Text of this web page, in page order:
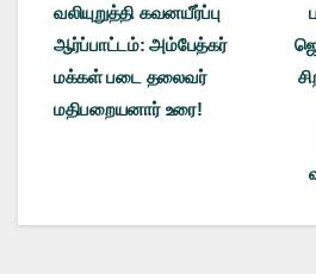
வலியுறுத்தி கவனயீர்ப்பு
ஆர்ப்பாட்டம்: அம்பேத்கர்
மக்கள் படை தலைவர்
மதிபறையனார் உரை!